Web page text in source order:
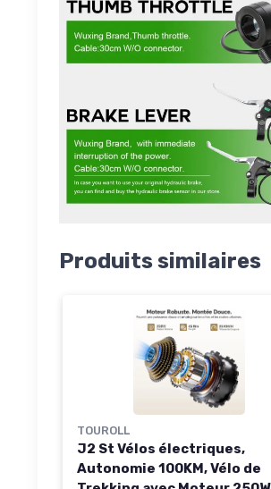
Produits similaires
TOUROLL
J2 St Vélos électriques,
Autonomie 100KM, Vélo de